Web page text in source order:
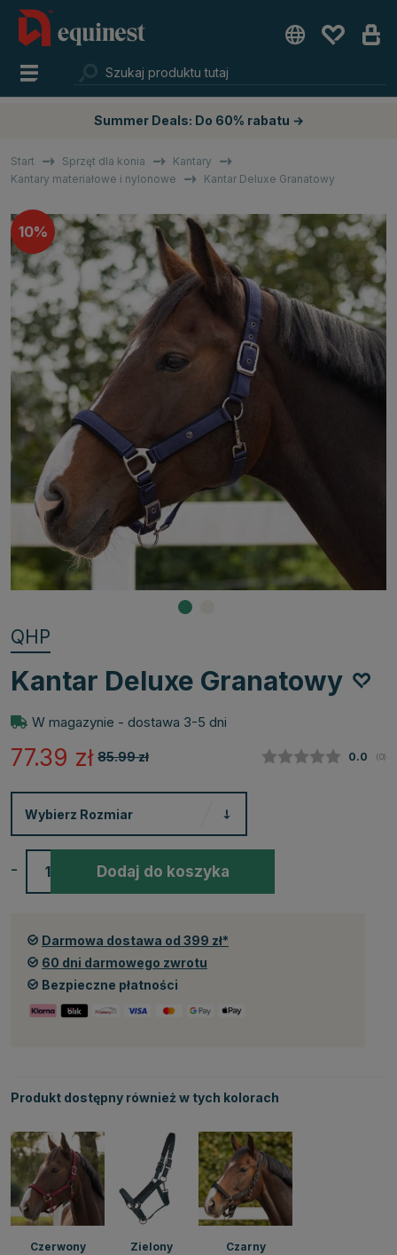
Summer Deals: Do 60% rabatu →
Start Sprzęt dla konia
Kantary
Kantary materiałowe i nylonowe
Kantar Deluxe Granatowy
10%
QHP
Kantar Deluxe Granatowy
W magazynie - dostawa 3-5 dni
85.99zł
77.39 zł Średnia
0.0 (0)
Wybierz Rozmiar
- Dodaj do koszyka
Darmowa dostawa od 399 zł*
60 dni darmowego zwrotu
Bezpieczne płatności
Produkt dostępny również w tych kolorach
Czerwony Zielony Czarny